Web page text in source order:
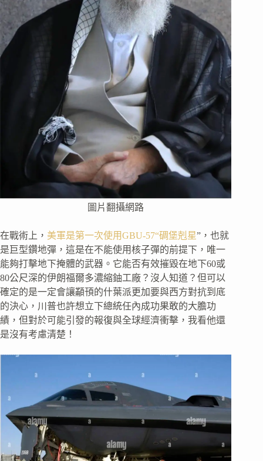
圖片翻攝網路
在戰術上， 美軍是第一次使用GBU-57“碉堡剋星”，也就
是巨型鑽地彈，這是在不能使用核子彈的前提下，唯一
能夠打擊地下掩體的武器。它能否有效摧毀在地下60或
80公尺深的伊朗福爾多濃縮鈾工廠？沒人知道？但可以
確定的是一定會讓顢頇的什葉派更加要與西方對抗到底
的決心，川普也許想立下總統任內成功果敢的大膽功
績，但對於可能引發的報復與全球經濟衝擊，我看他還
是沒有考慮清楚！